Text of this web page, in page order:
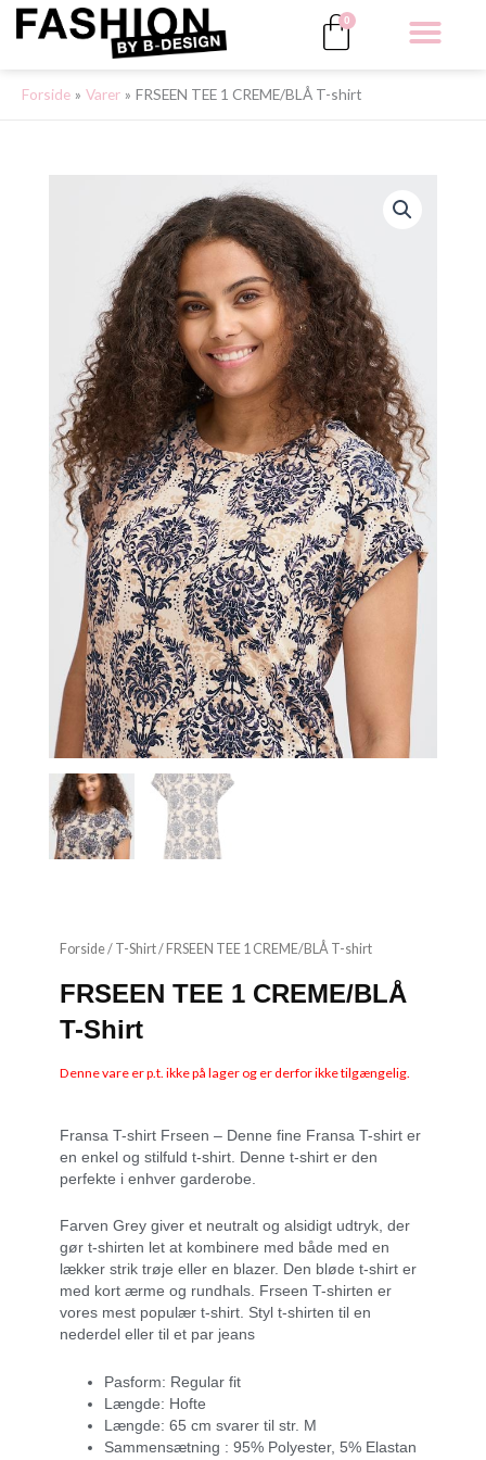
Gå
0
Kurv
Forside Varer FRSEEN TEE 1 CREME/BLÅ T-shirt
Forside/ T-Shirt/ FRSEEN TEE 1 CREME/BLÅ T-shirt
FRSEEN TEE 1 CREME/BLÅ
T-Shirt
Denne vare er p.t. ikke på lager og er derfor ikke tilgængelig.
Fransa T-shirt Frseen – Denne fine Fransa T-shirt er
en enkel og stilfuld t-shirt. Denne t-shirt er den
perfekte i enhver garderobe.
Farven Grey giver et neutralt og alsidigt udtryk, der
gør t-shirten let at kombinere med både med en
lækker strik trøje eller en blazer. Den bløde t-shirt er
med kort ærme og rundhals. Frseen T-shirten er
vores mest populær t-shirt. Styl t-shirten til en
nederdel eller til et par jeans
Pasform: Regular fit
Længde: Hofte
Længde: 65 cm svarer til str. M
Sammensætning : 95% Polyester, 5% Elastan